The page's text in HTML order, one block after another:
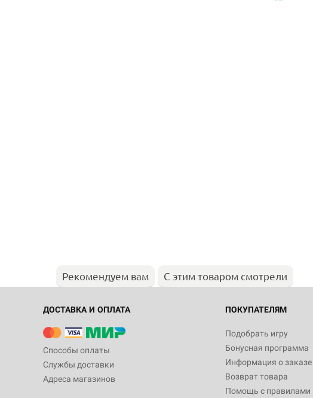
Рекомендуем вам С этим товаром смотрели
ДОСТАВКА И ОПЛАТА
Способы оплаты
Службы доставки
Адреса магазинов
ПОКУПАТЕЛЯМ
Подобрать игру
Бонусная программа
Информация о заказе
Возврат товара
Помощь с правилами